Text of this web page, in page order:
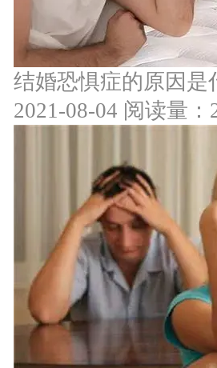
结婚恐惧症的原因是
2021-08-04 阅读量：